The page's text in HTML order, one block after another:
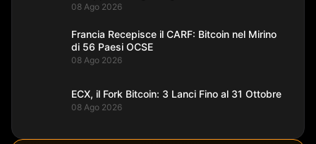
08 Ago 2026
Francia Recepisce il CARF: Bitcoin nel Mirino
di 56 Paesi OCSE
08 Ago 2026
ECX, il Fork Bitcoin: 3 Lanci Fino al 31 Ottobre
08 Ago 2026